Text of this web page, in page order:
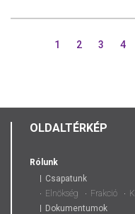
1 2 3 4
OLDALTÉRKÉP
Rólunk
Csapatunk
Elnökség
Frakció
Dokumentumok